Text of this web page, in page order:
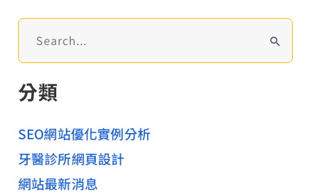
商
網
設
計
尋
鍵
:
分類
SEO網站優化實例分析
牙醫診所網頁設計
網站最新消息